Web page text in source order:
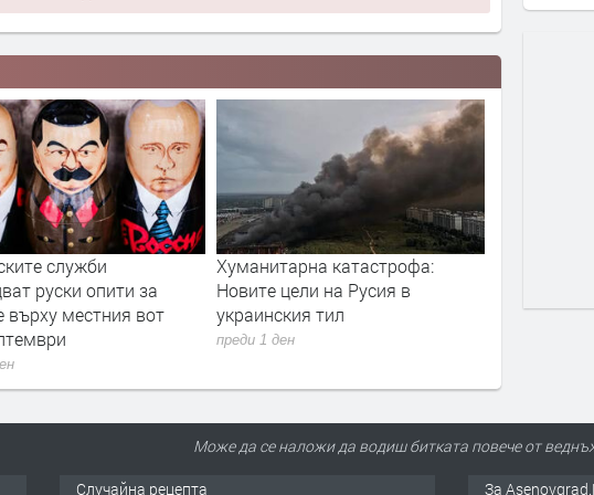
катастрофа:
на Русия в
тил
Дрон с експлозив е открит на
летището в Лайпциг
преди 1 ден
Може да се наложи да водиш битката повече от
Случайна рецепта За